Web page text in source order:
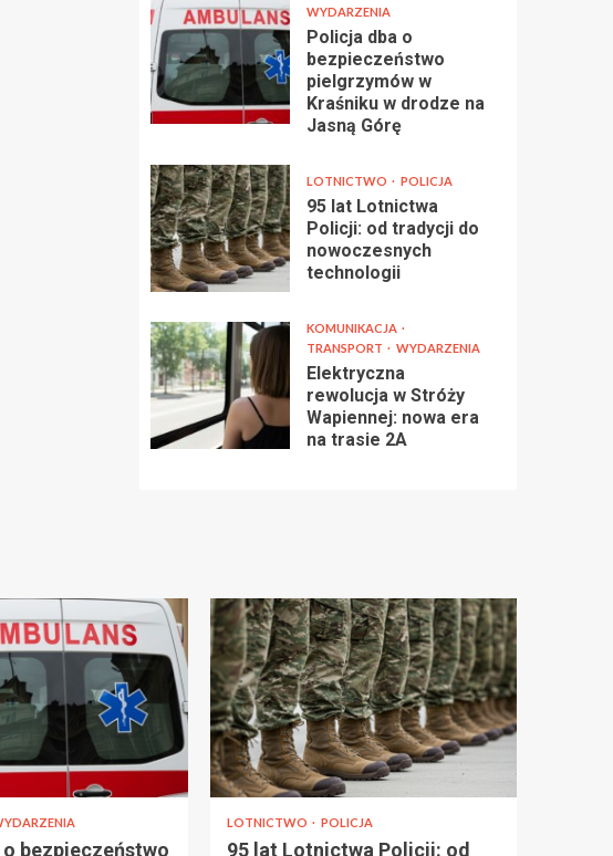
WYDARZENIA
Policja dba o
bezpieczeństwo
pielgrzymów w
Kraśniku w drodze na
Jasną Górę
LOTNICTWO POLICJA
95 lat Lotnictwa
Policji: od tradycji do
nowoczesnych
technologii
KOMUNIKACJA
TRANSPORT
WYDARZENIA
Elektryczna
rewolucja w Stróży
Wapiennej: nowa era
na trasie 2A
bezpieczeństwo
LOTNICTWO POLICJA
95 lat Lotnictwa Policji: od